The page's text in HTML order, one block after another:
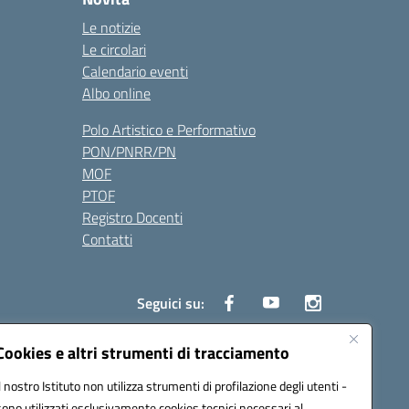
e altri strumenti di tracciamento
nostro Istituto non utilizza strumenti di profilazione degli utenti -
Le notizie
Le circolari
Calendario eventi
Albo online
Polo Artistico e Performativo
PON/PNRR/PN
MOF
PTOF
Registro Docenti
Contatti
Seguici su: